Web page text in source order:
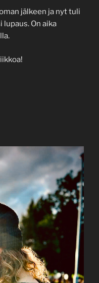
jälkeen ja nyt tuli
On aika